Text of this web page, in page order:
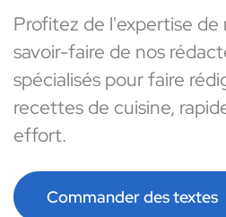
Profitez de l'expertise
savoir-faire de nos
spécialisés pour faire
recettes de cuisine,
effort.
Commander des textes